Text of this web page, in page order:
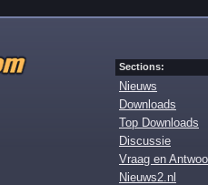
Sections:
Nieuws
Downloads
Top Downloads
Discussie
Vraag en
Nieuws2.nl